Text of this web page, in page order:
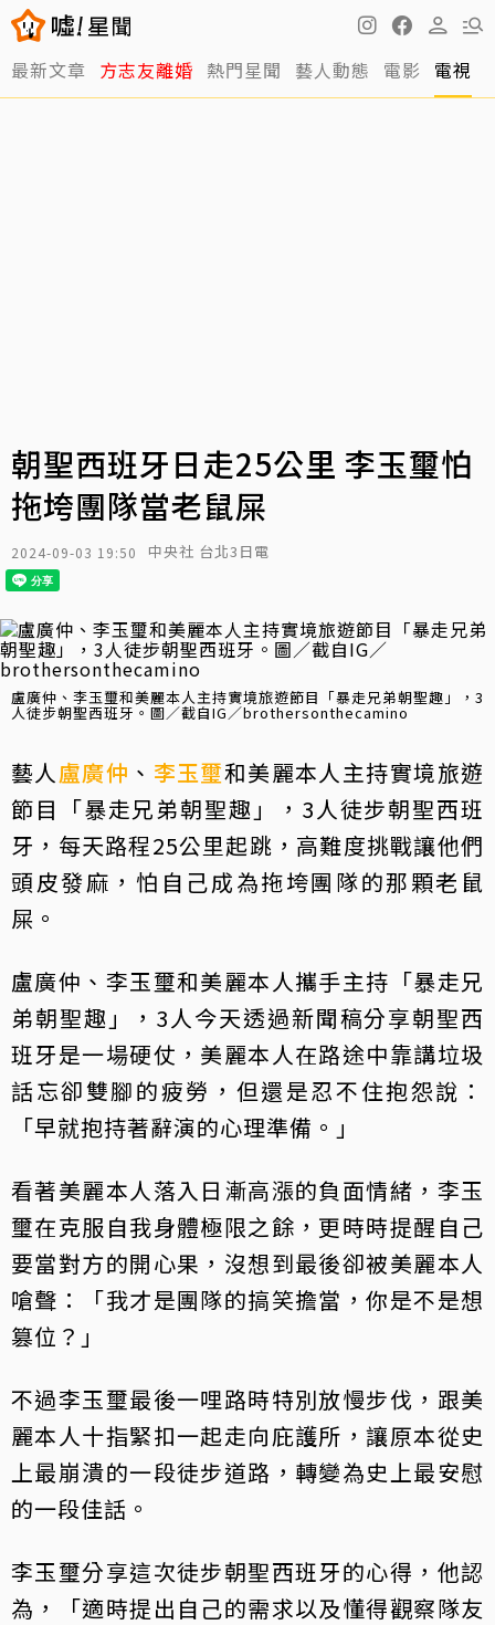
最新文章 方志友離婚 熱門星聞 藝人動態 電影 電視
朝聖西班牙日走25公里 李玉璽怕
拖垮團隊當老鼠屎
2024-09-03 19:50 中央社 台北3日電
盧廣仲、李玉璽和美麗本人主持實境旅遊節目「暴走兄弟朝聖趣」，3
人徒步朝聖西班牙。圖／截自IG／brothersonthecamino
藝人盧廣仲 、 李玉璽和美麗本人主持實境旅遊
節目「暴走兄弟朝聖趣」，3人徒步朝聖西班
牙，每天路程25公里起跳，高難度挑戰讓他們
頭皮發麻，怕自己成為拖垮團隊的那顆老鼠
屎。
盧廣仲、李玉璽和美麗本人攜手主持「暴走兄
弟朝聖趣」，3人今天透過新聞稿分享朝聖西
班牙是一場硬仗，美麗本人在路途中靠講垃圾
話忘卻雙腳的疲勞，但還是忍不住抱怨說：
「早就抱持著辭演的心理準備。」
看著美麗本人落入日漸高漲的負面情緒，李玉
璽在克服自我身體極限之餘，更時時提醒自己
要當對方的開心果，沒想到最後卻被美麗本人
嗆聲：「我才是團隊的搞笑擔當，你是不是想
篡位？」
不過李玉璽最後一哩路時特別放慢步伐，跟美
麗本人十指緊扣一起走向庇護所，讓原本從史
上最崩潰的一段徒步道路，轉變為史上最安慰
的一段佳話。
李玉璽分享這次徒步朝聖西班牙的心得，他認
為，「適時提出自己的需求以及懂得觀察隊友